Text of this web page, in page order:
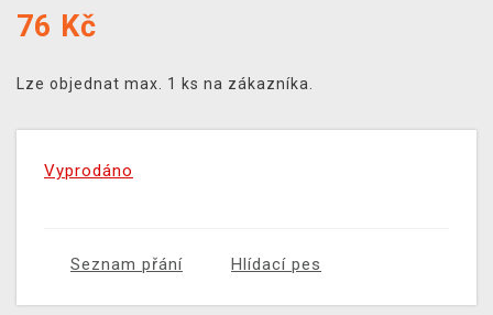
76 Kč
Lze objednat max. 1 ks na zákazníka.
Vyprodáno
Seznam přání Hlídací pes